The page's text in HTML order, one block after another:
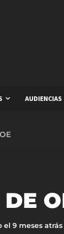
AUDIENCIAS
el 9 meses atrás